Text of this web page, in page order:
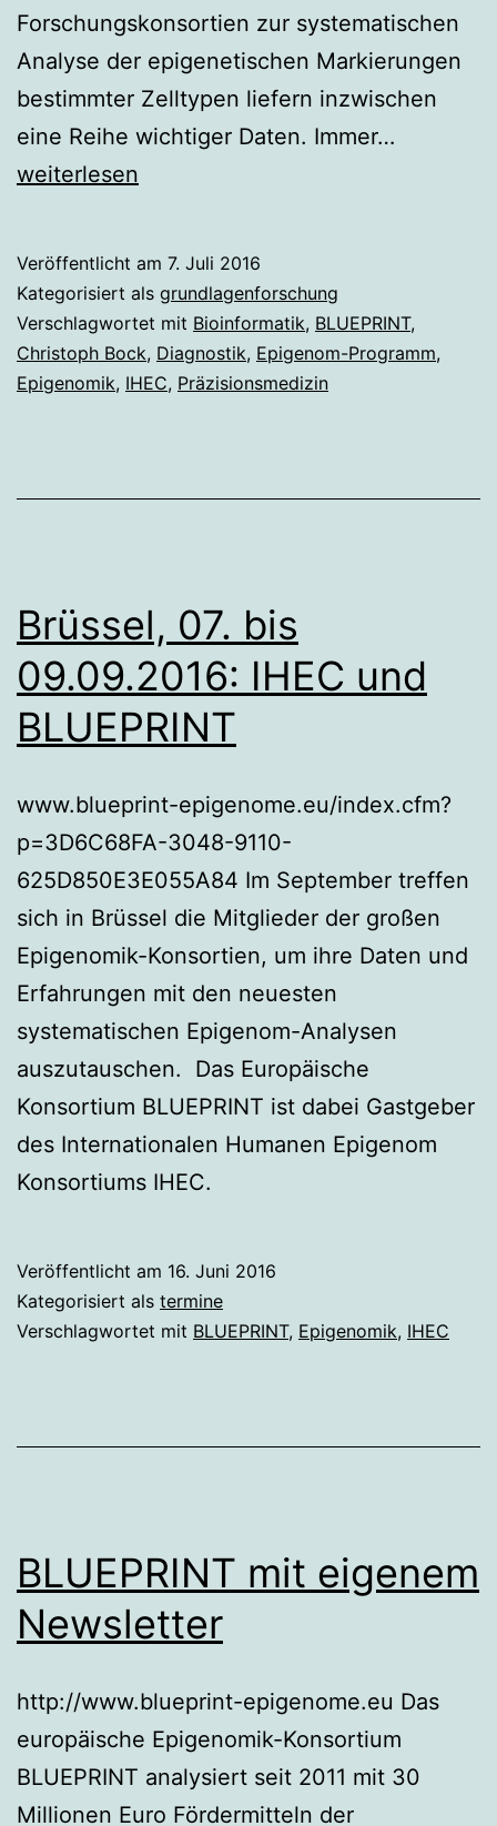
Forschungskonsortien zur systematischen
Analyse der epigenetischen Markierungen
bestimmter Zelltypen liefern inzwischen
eine Reihe wichtiger Daten. Immer…
weiterlesen
Veröffentlicht am 7. Juli 2016
Kategorisiert als grundlagenforschung
Verschlagwortet mit Bioinformatik, BLUEPRINT,
Christoph Bock, Diagnostik, Epigenom-Programm,
Epigenomik, IHEC, Präzisionsmedizin
Brüssel, 07. bis
09.09.2016: IHEC und
BLUEPRINT
www.blueprint-epigenome.eu/index.cfm?
p=3D6C68FA-3048-9110-
625D850E3E055A84 Im September treffen
sich in Brüssel die Mitglieder der großen
Epigenomik-Konsortien, um ihre Daten und
Erfahrungen mit den neuesten
systematischen Epigenom-Analysen
auszutauschen. Das Europäische
Konsortium BLUEPRINT ist dabei Gastgeber
des Internationalen Humanen Epigenom
Konsortiums IHEC.
Veröffentlicht am 16. Juni 2016
Kategorisiert als termine
Verschlagwortet mit BLUEPRINT, Epigenomik, IHEC
BLUEPRINT mit eigenem
Newsletter
http://www.blueprint-epigenome.eu Das
europäische Epigenomik-Konsortium
BLUEPRINT analysiert seit 2011 mit 30
Millionen Euro Fördermitteln der